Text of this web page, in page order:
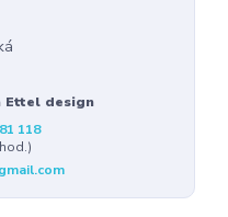
Ettel design
118